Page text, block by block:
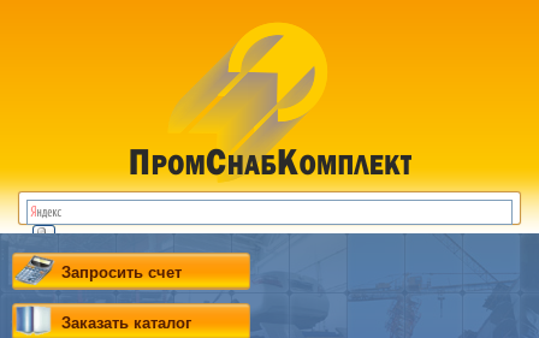
Запросить счет
Заказать каталог